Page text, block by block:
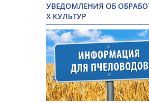
УВЕДОМЛЕНИЯ ОБ
Х КУЛЬТУР